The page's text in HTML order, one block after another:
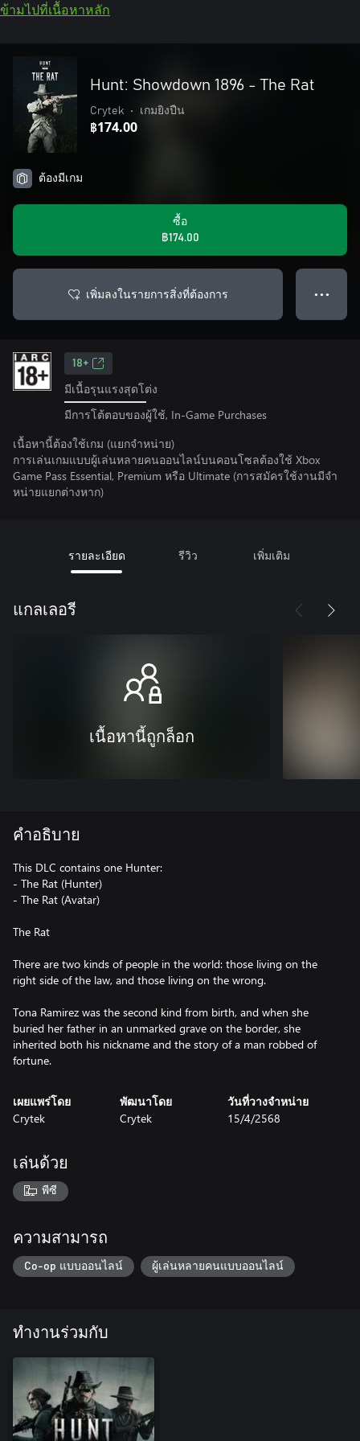
ข้ามไปที่เนื้อหาหลัก
Hunt: Showdown 1896 - The Rat
Crytek • เกมยิงปืน
฿174.00
ต้องมีเกม
ซื้อ
฿174.00
เพิ่มลงในรายการสิ่งที่ต้องการ ● ● ●
18+
มีเนื้อรุนแรงสุดโต่ง
มีการโต้ตอบของผู้ใช้, In-Game Purchases
เนื้อหานี้ต้องใช้เกม (แยกจำหน่าย)
การเล่นเกมแบบผู้เล่นหลายคนออนไลน์บนคอนโซลต้องใช้ Xbox
Game Pass Essential, Premium หรือ Ultimate (การสมัครใช้งานมีจํา
หน่ายแยกต่างหาก)
รายละเอียด รีวิว เพิ่มเติม
แกลเลอรี
เนื้อหานี้ถูกล็อก
คำอธิบาย
This DLC contains one Hunter:
- The Rat (Hunter)
- The Rat (Avatar)
The Rat
There are two kinds of people in the world: those living on the
right side of the law, and those living on the wrong.
Tona Ramirez was the second kind from birth, and when she
buried her father in an unmarked grave on the border, she
inherited both his nickname and the story of a man robbed of
fortune.
เผยแพร่โดย
Crytek
พัฒนาโดย
Crytek
วันที่วางจำหน่าย
15/4/2568
เล่นด้วย
พีซี
ความสามารถ
Co-op แบบออนไลน์ ผู้เล่นหลายคนแบบออนไลน์
ทำงานร่วมกับ